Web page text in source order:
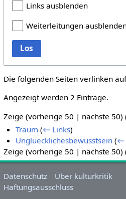
Links ausblenden
Weiterleitungen
Los
Die folgenden Seiten verlinken
Angezeigt werden 2 Einträge.
Zeige (vorherige 50 | nächste 50)
Traum (← Links)
Ungluecklichesbewusstsein (←
Zeige (vorherige 50 | nächste 50)
Datenschutz
Über kulturkritik
Haftungsausschluss